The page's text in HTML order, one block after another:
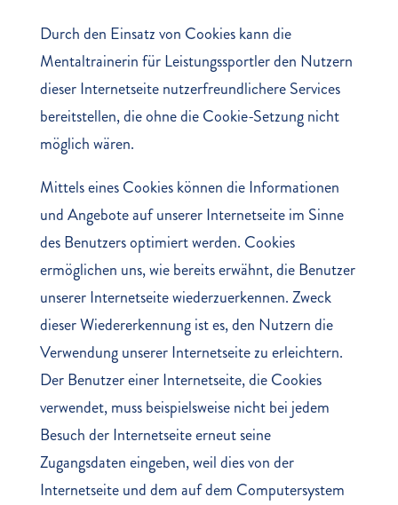
Durch den Einsatz von Cookies kann die
Mentaltrainerin für Leistungssportler den Nutzern
dieser Internetseite nutzerfreundlichere Services
bereitstellen, die ohne die Cookie-Setzung nicht
möglich wären.
Mittels eines Cookies können die Informationen
und Angebote auf unserer Internetseite im Sinne
des Benutzers optimiert werden. Cookies
ermöglichen uns, wie bereits erwähnt, die Benutzer
unserer Internetseite wiederzuerkennen. Zweck
dieser Wiedererkennung ist es, den Nutzern die
Verwendung unserer Internetseite zu erleichtern.
Der Benutzer einer Internetseite, die Cookies
verwendet, muss beispielsweise nicht bei jedem
Besuch der Internetseite erneut seine
Zugangsdaten eingeben, weil dies von der
Internetseite und dem auf dem Computersystem